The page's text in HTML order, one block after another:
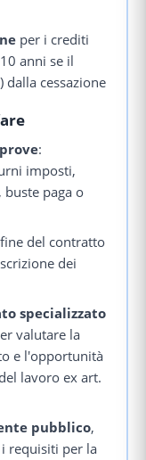
per i crediti
anni se il
dalla cessazione
:
imposti,
buste paga o
del contratto
dei
specializzato
valutare la
e l'opportunità
lavoro ex art.
pubblico,
requisiti per la